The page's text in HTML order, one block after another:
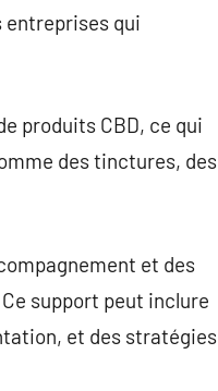
entreprises qui
produits CBD, ce qui
des tinctures, des
et des
support peut inclure
et des stratégies